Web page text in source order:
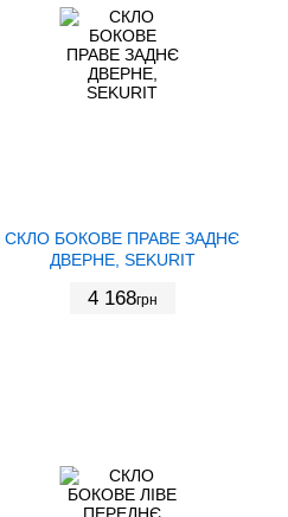
СКЛО БОКОВЕ ПРАВЕ ЗАДНЄ
ДВЕРНЕ, SEKURIT
4 168грн